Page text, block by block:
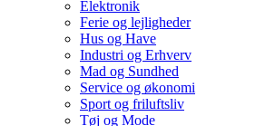
Elektronik
Ferie og lejligheder
Hus og Have
Industri og Erhverv
Mad og Sundhed
Service og økonomi
Sport og friluftsliv
Tøj og Mode